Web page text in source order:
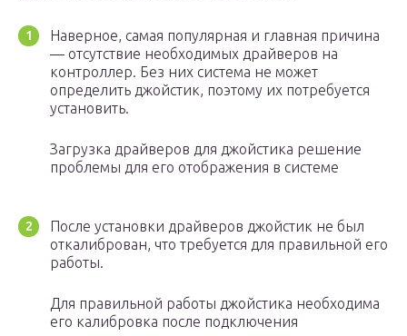
Наверное, самая популярная и главная причина
— отсутствие необходимых драйверов на
контроллер. Без них система не может
определить джойстик, поэтому их потребуется
установить.
Загрузка драйверов для джойстика решение
проблемы для его отображения в системе
После установки драйверов джойстик не был
откалиброван, что требуется для правильной его
работы.
Для правильной работы джойстика необходима
его калибровка после подключения